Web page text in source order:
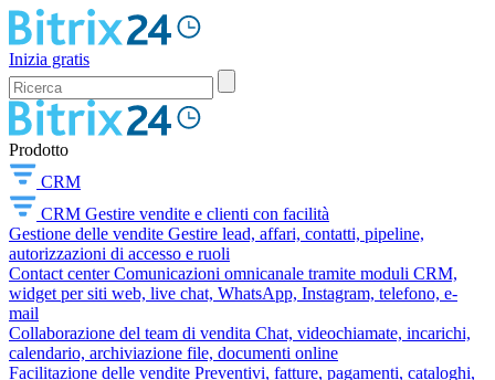
Inizia gratis
Prodotto
CRM
CRM Gestire vendite e clienti con facilità
Gestione delle vendite Gestire lead, affari, contatti, pipeline,
autorizzazioni di accesso e ruoli
Contact center Comunicazioni omnicanale tramite moduli CRM,
widget per siti web, live chat, WhatsApp, Instagram, telefono, e-
mail
Collaborazione del team di vendita Chat, videochiamate, incarichi,
calendario, archiviazione file, documenti online
Facilitazione delle vendite Preventivi, fatture, pagamenti, cataloghi,